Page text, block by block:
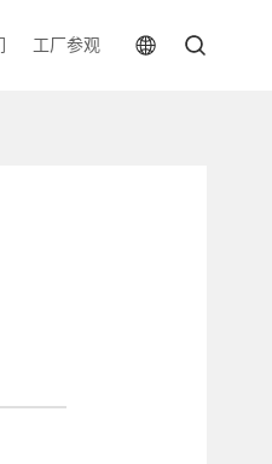
工厂参观